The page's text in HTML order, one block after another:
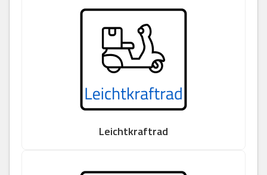
Leichtkraftrad